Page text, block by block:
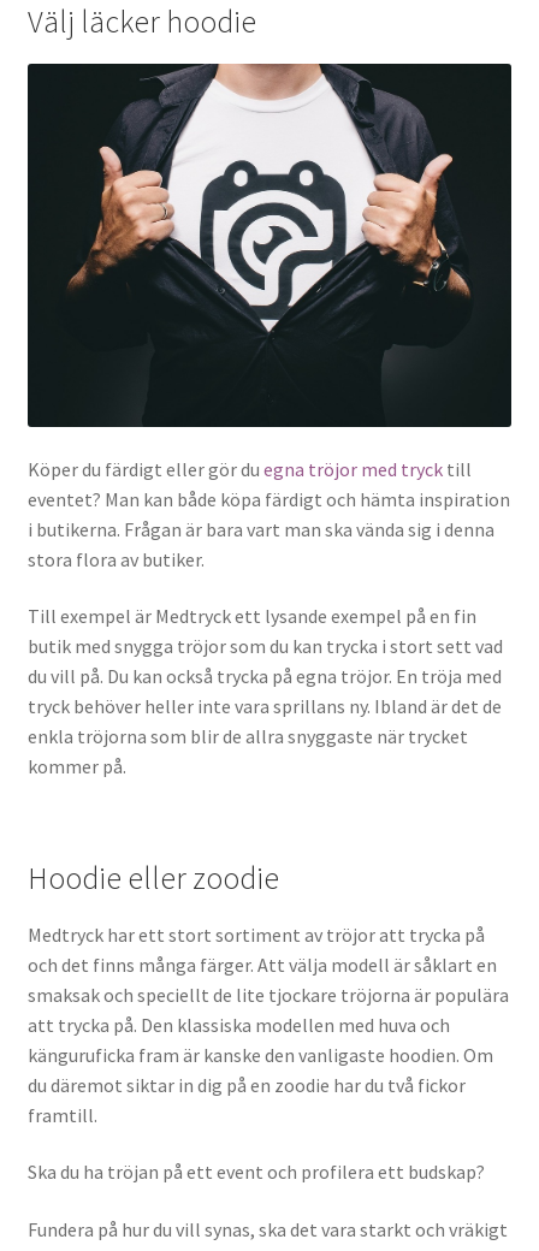
Välj läcker hoodie
Köper du färdigt eller gör du egna tröjor med trycktill
eventet? Man kan både köpa färdigt och hämta inspiration
i butikerna. Frågan är bara vart man ska vända sig i denna
stora flora av butiker.
Till exempel är Medtryck ett lysande exempel på en fin
butik med snygga tröjor som du kan trycka i stort sett vad
du vill på. Du kan också trycka på egna tröjor. En tröja med
tryck behöver heller inte vara sprillans ny. Ibland är det de
enkla tröjorna som blir de allra snyggaste när trycket
kommer på.
Hoodie eller zoodie
Medtryck har ett stort sortiment av tröjor att trycka på
och det finns många färger. Att välja modell är såklart en
smaksak och speciellt de lite tjockare tröjorna är populära
att trycka på. Den klassiska modellen med huva och
känguruficka fram är kanske den vanligaste hoodien. Om
du däremot siktar in dig på en zoodie har du två fickor
framtill.
Ska du ha tröjan på ett event och profilera ett budskap?
Fundera på hur du vill synas, ska det vara starkt och vräkigt